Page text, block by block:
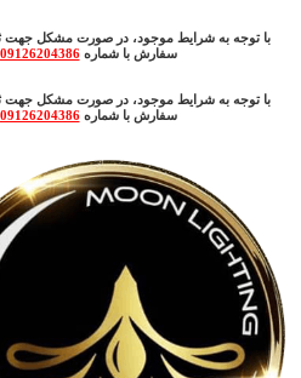
با توجه به شرایط موجود، در صورت مشکل
سفارش با شماره09126204386
با توجه به شرایط موجود، در صورت مشکل
سفارش با شماره09126204386